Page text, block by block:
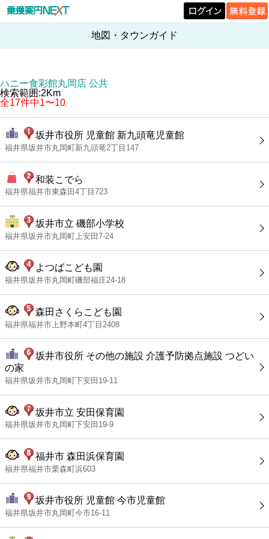
地図・タウンガイド
ハニー食彩館丸岡店 公共
検索範囲:2Km
全17件中1〜10
坂井市役所 児童館 新九頭竜児童館
福井県坂井市丸岡町新九頭竜2丁目147
和装こでら
福井県福井市東森田4丁目723
坂井市立 磯部小学校
福井県坂井市丸岡町上安田7-24
よつばこども園
福井県坂井市丸岡町磯部福庄24-18
森田さくらこども園
福井県福井市上野本町4丁目2408
坂井市役所 その他の施設 介護予防拠点施設 つどい
の家
福井県坂井市丸岡町下安田19-11
坂井市立 安田保育園
福井県坂井市丸岡町下安田19-9
福井市 森田浜保育園
福井県福井市栗森町浜603
坂井市役所 児童館 今市児童館
福井県坂井市丸岡町今市16-11